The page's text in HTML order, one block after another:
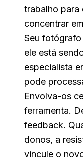
trabalho para
concentrar
Seu
ele está
especialista
pode
Envolva-os
ferramenta.
feedback.
donos, a
vincule o